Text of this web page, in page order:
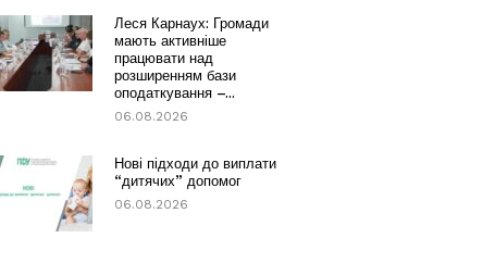
Леся Карнаух: Громади
мають активніше
працювати над
розширенням бази
оподаткування –...
06.08.2026
Нові підходи до виплати
“дитячих” допомог
06.08.2026